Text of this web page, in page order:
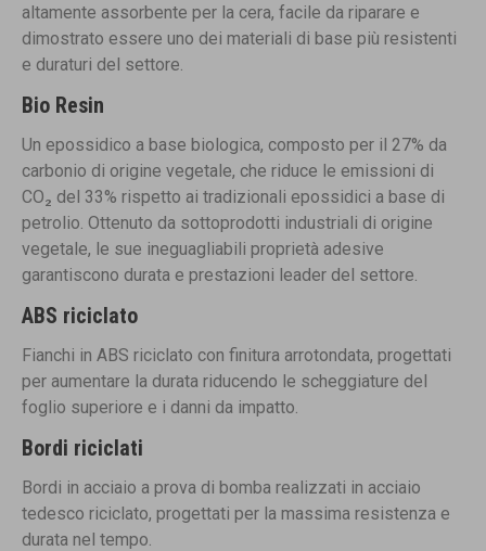
altamente assorbente per la cera, facile da riparare e
dimostrato essere uno dei materiali di base più resistenti
e duraturi del settore.
Bio Resin
Un epossidico a base biologica, composto per il 27% da
carbonio di origine vegetale, che riduce le emissioni di
CO₂ del 33% rispetto ai tradizionali epossidici a base di
petrolio. Ottenuto da sottoprodotti industriali di origine
vegetale, le sue ineguagliabili proprietà adesive
garantiscono durata e prestazioni leader del settore.
ABS riciclato
Fianchi in ABS riciclato con finitura arrotondata, progettati
per aumentare la durata riducendo le scheggiature del
foglio superiore e i danni da impatto.
Bordi riciclati
Bordi in acciaio a prova di bomba realizzati in acciaio
tedesco riciclato, progettati per la massima resistenza e
durata nel tempo.